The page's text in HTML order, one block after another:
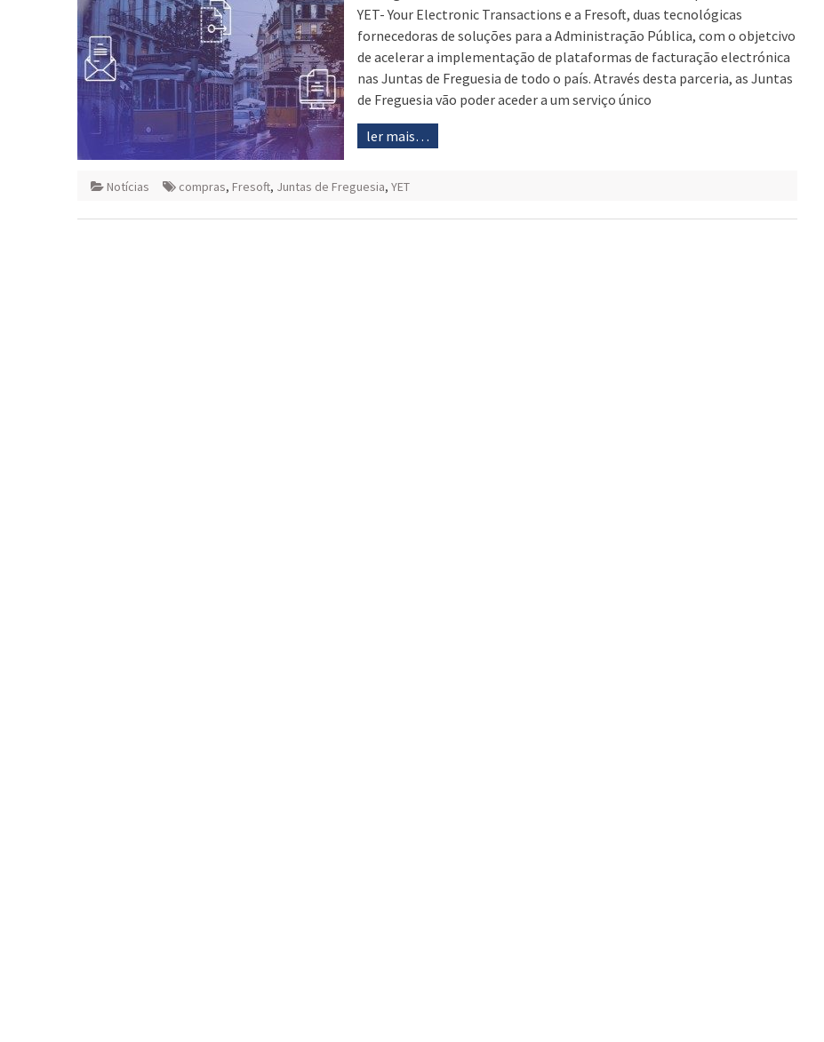
YET- Your Electronic Transactions e a Fresoft, duas tecnológicas
fornecedoras de soluções para a Administração Pública, com o objetcivo
de acelerar a implementação de plataformas de facturação electrónica
nas Juntas de Freguesia de todo o país. Através desta parceria, as Juntas
de Freguesia vão poder aceder a um serviço único
ler mais…
Notícias compras, Fresoft, Juntas de Freguesia, YET